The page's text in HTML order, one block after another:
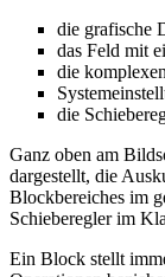
die grafische
das Feld mit
die
die
Ganz oben am
dargestellt, die
Blockbereiches im
Schieberegler im
Ein Block stellt